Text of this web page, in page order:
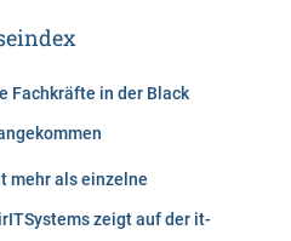
Fachkräfte in der Black
mehr als einzelne
zeigt auf der it-